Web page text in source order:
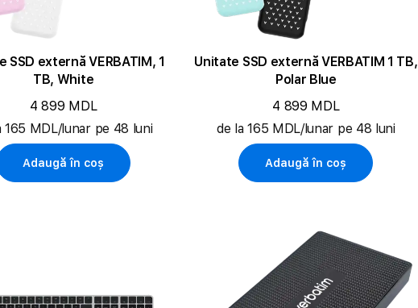
SSD externă VERBATIM, 1
TB, White
4 899 MDL
165 MDL/lunar pe 48 luni
Adaugă în coș
Unitate SSD externă VERBATIM 1 TB,
Polar Blue
4 899 MDL
de la 165 MDL/lunar pe 48 luni
Adaugă în coș